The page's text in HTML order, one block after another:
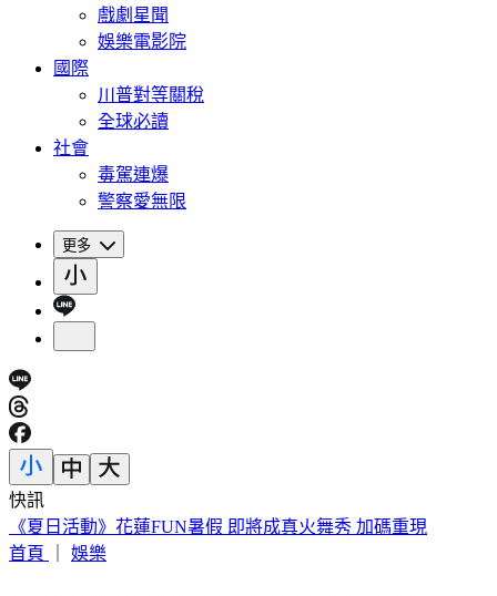
戲劇星聞
娛樂電影院
國際
川普對等關稅
全球必讀
社會
毒駕連爆
警察愛無限
更多
快訊
別只看台積電！ 外媒點名「2檔AI設備股」快上車
首頁
娛樂